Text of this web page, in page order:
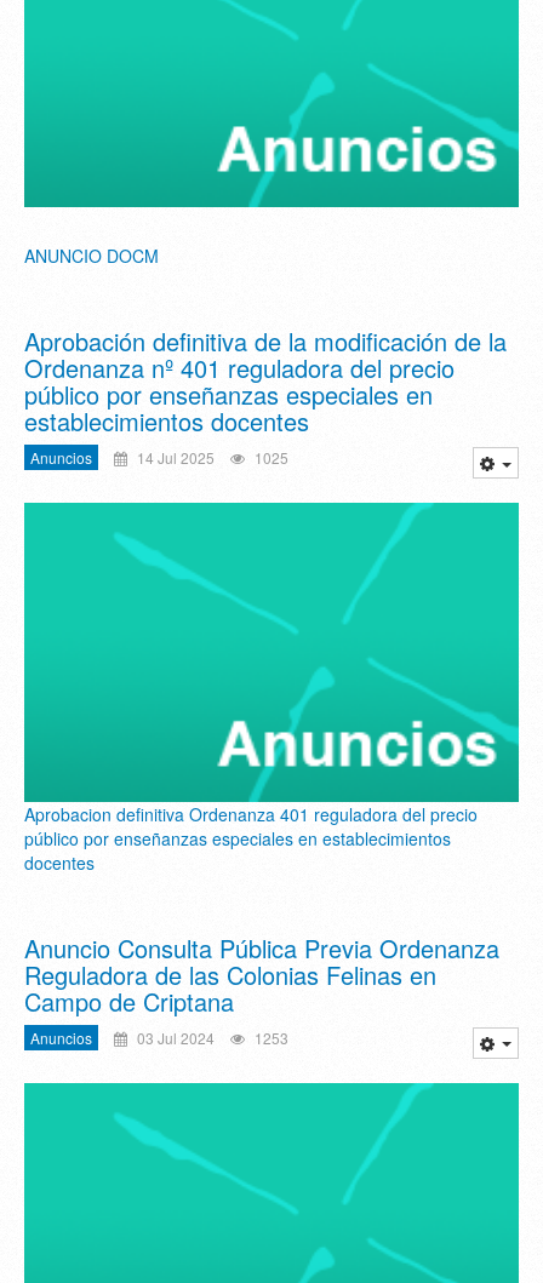
ANUNCIO DOCM
Aprobación definitiva de la modificación de la
Ordenanza nº 401 reguladora del precio
público por enseñanzas especiales en
establecimientos docentes
Anuncios 14 Jul 2025 1025
Aprobacion definitiva Ordenanza 401 reguladora del precio
público por enseñanzas especiales en establecimientos
docentes
Anuncio Consulta Pública Previa Ordenanza
Reguladora de las Colonias Felinas en
Campo de Criptana
Anuncios 03 Jul 2024 1253